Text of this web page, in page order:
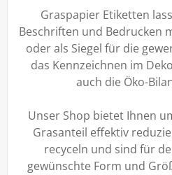
Graspapier Etiketten
Beschriften und Bedrucken
oder als Siegel für die
das Kennzeichnen im
auch die Öko-
Unser Shop bietet Ihnen
Grasanteil effektiv
recyceln und sind für
gewünschte Form und